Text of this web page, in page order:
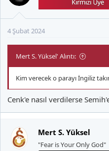
l
:
4 Şubat 2024
Mert S. Yüksel' Alıntı:
Kim verecek o parayı İngiliz
Cenk'e nasıl verdilerse
Mert S. Yüksel
"Fear is Your Only God"